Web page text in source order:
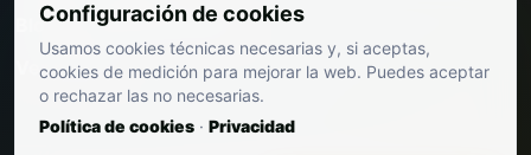
Blog de marketing clínico
Ver precios
Configuración de cookies
Usamos cookies técnicas necesarias y, si aceptas,
cookies de medición para mejorar la web. Puedes aceptar
o rechazar las no necesarias.
Política de cookies · Privacidad